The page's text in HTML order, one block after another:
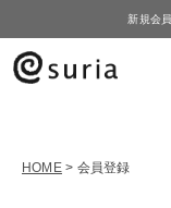
新規会
HOME 会員登録